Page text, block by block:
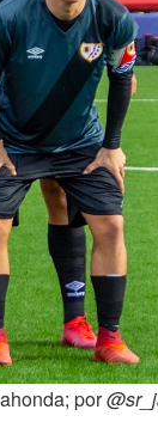
por